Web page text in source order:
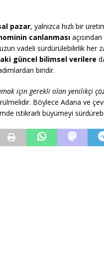
pazar, yalnızca hızlı bir
canlanması
vadeli sürdürülebilirlik her
güncel bilimsel verilere
biridir.
için gerekli olan yenilikçi
Böylece Adana ve
istikrarlı büyümeyi